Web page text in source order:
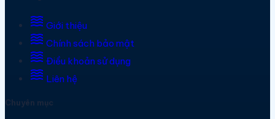
waves Giới thiệu
waves Chính sách bảo mật
waves Điều khoản sử dụng
waves Liên hệ
Chuyên mục